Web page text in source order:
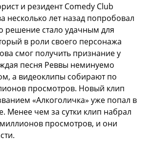
и резидент Comedy Club
несколько лет назад попробовал
решение стало удачным для
в роли своего персонажа
смог получить признание у
песня Реввы неминуемо
а видеоклипы собирают по
просмотров. Новый клип
«Алкоголичка» уже попал в
Менее чем за сутки клип набрал
просмотров, и они